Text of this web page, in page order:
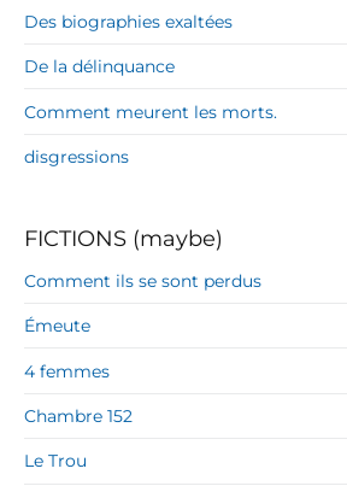
Des biographies exaltées
De la délinquance
Comment meurent les morts.
disgressions
FICTIONS (maybe)
Comment ils se sont perdus
Émeute
4 femmes
Chambre 152
Le Trou